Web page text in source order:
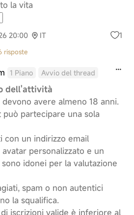
la vita
20:00 IT 1
risposte
1 Piano Avvio del thread
dell'attività
avere almeno 18 anni.
può partecipare una sola
con un indirizzo email
personalizzato e un
idonei per la valutazione
spam o non autentici
la squalifica.
iscrizioni valide è inferiore al